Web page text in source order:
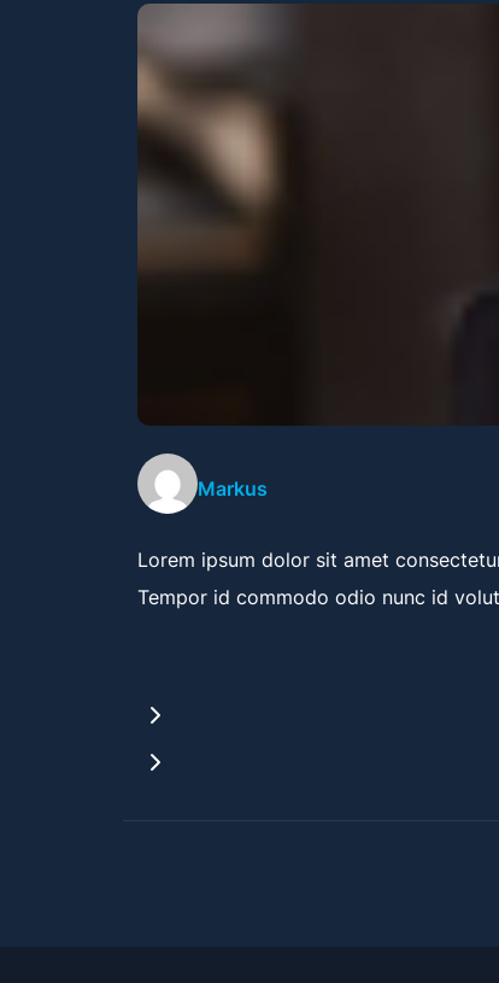
Markus
Lorem ipsum dolor sit amet
Tempor id commodo odio nunc id